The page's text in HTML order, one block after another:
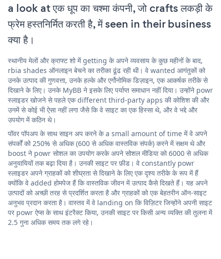
a look at एक धूप का चश्मा कंपनी, जो crafts लकड़ी के
फ्रेम हस्तनिर्मित करती है, में seen in their business
क्या है।
स्थानीय मेलों और क्राफ्ट शो में getting के अपने व्यवसाय के कुछ महीनों के बाद,
rbia shades ऑनलाइन बेचने का तरीका ढूंढ रही थी। वे wanted आगंतुकों को
उनके उत्पाद की गुणवत्ता, उनके हल्के और एर्गोनोमिक डिज़ाइन, एक आकर्षक तरीके से
दिखाने के लिए। उनके MyBB ने इसके लिए पर्याप्त समाधान नहीं दिया। उन्होंने powr
स्लाइडर खोजने से पहले एक different third-party apps की कोशिश की और
उनमें से कोई भी ऐसा नहीं लगा जैसे कि वे साइट का एक हिस्सा थे, और वे भद्दे और
उपयोग में कठिन थे।
पॉवर पॉपअप के साथ साइन अप करने के a small amount of time में वे अपने
संपर्कों को 250% से अधिक (600 से अधिक वास्तविक संपर्क) करने में सक्षम थे और
boost ने powr सोशल का उपयोग करके अपने सोशल मीडिया को 6000 से अधिक
अनुयायियों तक बढ़ा दिया है। उनकी साइट पर फ़ीड। वे constantly powr
स्लाइडर अपने ग्राहकों को शीघ्रता से दिखाने के लिए एक दृश्य तरीके के रूप में हैं
क्योंकि वे added होमपेज हैं कि वास्तविक जीवन में उत्पाद कैसे दिखते हैं। यह अपने
उत्पादों को अच्छी तरह से प्रदर्शित करता है और ग्राहकों को एक बेहतरीन ऑन-साइट
अनुभव प्रदान करता है। वास्तव में वे landing on कि विज़िटर जिन्होंने अपनी साइट
पर powr ऐप्स के साथ इंटरैक्ट किया, उनकी साइट पर किसी अन्य व्यक्ति की तुलना में
2.5 गुना अधिक समय तक लगे रहे।